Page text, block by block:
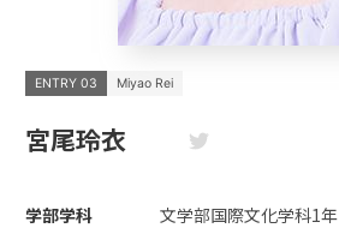
ENTRY 03 Miyao Rei
宮尾玲衣
学部学科 文学部国際文化学科1年